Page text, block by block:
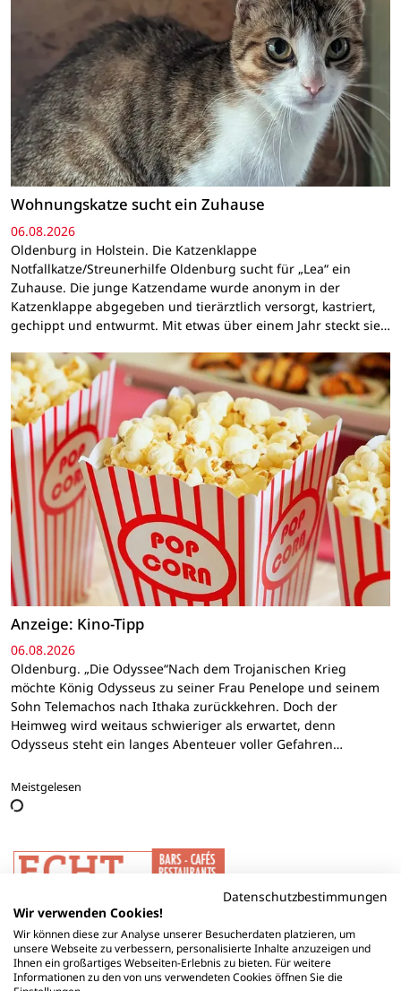
Wohnungskatze sucht ein Zuhause
06.08.2026
Oldenburg in Holstein. Die Katzenklappe
Notfallkatze/Streunerhilfe Oldenburg sucht für „Lea“ ein
Zuhause. Die junge Katzendame wurde anonym in der
Katzenklappe abgegeben und tierärztlich versorgt, kastriert,
gechippt und entwurmt. Mit etwas über einem Jahr steckt sie…
Anzeige: Kino-Tipp
06.08.2026
Oldenburg. „Die Odyssee“Nach dem Trojanischen Krieg
möchte König Odysseus zu seiner Frau Penelope und seinem
Sohn Telemachos nach Ithaka zurückkehren. Doch der
Heimweg wird weitaus schwieriger als erwartet, denn
Odysseus steht ein langes Abenteuer voller Gefahren…
Meistgelesen
Datenschutzbestimmungen
Wir verwenden Cookies!
Wir können diese zur Analyse unserer Besucherdaten platzieren, um
unsere Webseite zu verbessern, personalisierte Inhalte anzuzeigen und
Ihnen ein großartiges Webseiten-Erlebnis zu bieten. Für weitere
Informationen zu den von uns verwendeten Cookies öffnen Sie die